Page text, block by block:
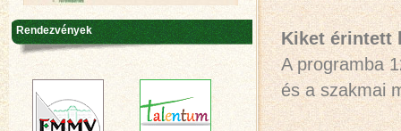
Kiket érintett
A programba
és a szakmai
Rendezvények